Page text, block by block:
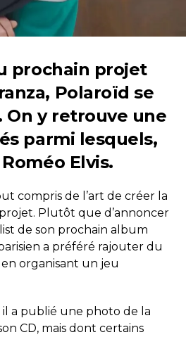
prochain projet
Polaroïd se
On y retrouve une
parmi lesquels,
Elvis.
compris de l’art de créer la
Plutôt que d’annoncer
de son prochain album
a préféré rajouter du
organisant un jeu
a publié une photo de la
CD, mais dont certains